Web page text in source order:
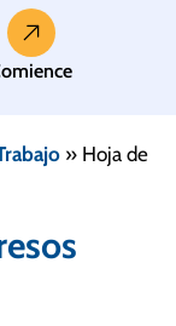
» Hoja de